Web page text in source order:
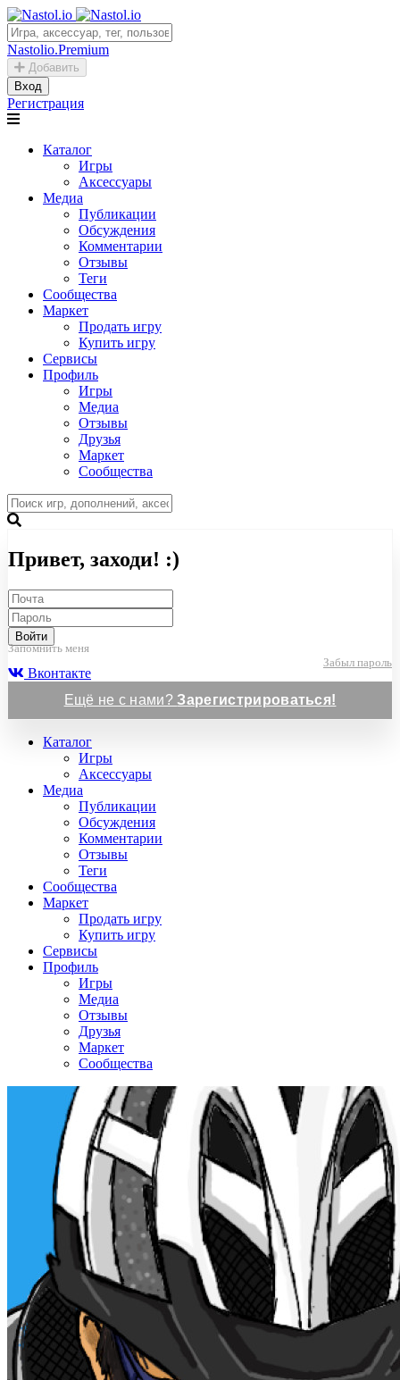
Nastolio.Premium
Добавить
Вход
Регистрация
Каталог
Игры
Аксессуары
Медиа
Публикации
Обсуждения
Комментарии
Отзывы
Теги
Сообщества
Маркет
Продать игру
Купить игру
Сервисы
Профиль
Игры
Медиа
Отзывы
Друзья
Маркет
Сообщества
Привет, заходи! :)
Войти
Запомнить меня
Забыл пароль
Вконтакте
Ещё не с нами?Зарегистрироваться!
Каталог
Игры
Аксессуары
Медиа
Публикации
Обсуждения
Комментарии
Отзывы
Теги
Сообщества
Маркет
Продать игру
Купить игру
Сервисы
Профиль
Игры
Медиа
Отзывы
Друзья
Маркет
Сообщества